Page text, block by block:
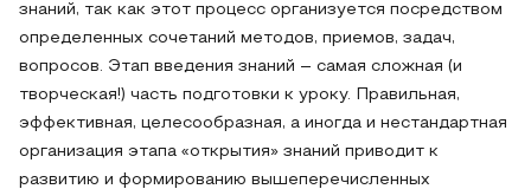
знаний, так как этот процесс организуется посредством
определенных сочетаний методов, приемов, задач,
вопросов. Этап введения знаний – самая сложная (и
творческая!) часть подготовки к уроку. Правильная,
эффективная, целесообразная, а иногда и нестандартная
организация этапа «открытия» знаний приводит к
развитию и формированию вышеперечисленных